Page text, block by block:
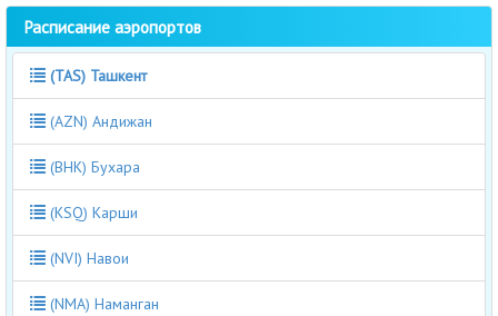
Расписание аэропортов
(TAS) Ташкент
(AZN) Андижан
(BHK) Бухара
(KSQ) Карши
(NVI) Навои
(NMA) Наманган